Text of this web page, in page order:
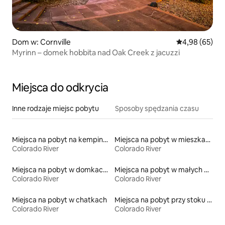
Dom w: Cornville Średnia
4,98 (65)
Myrinn – domek hobbita nad Oak Creek z jacuzzi
Miejsca do odkrycia
Inne rodzaje miejsc pobytu Sposoby spędzania czasu
Miejsca na pobyt na kempingach
Colorado River
Miejsca na pobyt w mieszkaniach
Colorado River
Miejsca na pobyt w domkach gościnnych
Colorado River
Miejsca na pobyt w małych domkach
Colorado River
Miejsca na pobyt w chatkach
Colorado River
Miejsca na pobyt przy stoku narciarskim
Colorado River